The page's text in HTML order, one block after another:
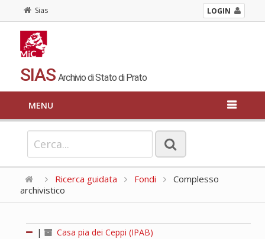
Sias LOGIN
SIAS Archivio di Stato di Prato
MENU
Ricerca guidata Fondi
Complesso
archivistico
| Casa pia dei Ceppi (IPAB)